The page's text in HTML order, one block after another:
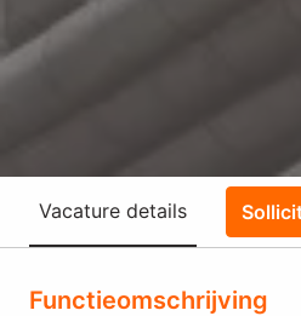
Vacature details
Functieomschrijving